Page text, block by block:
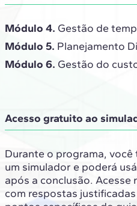
Módulo 4. Gestão de
Módulo 5. Planejamento
Módulo 6. Gestão do
Acesso gratuito ao
Durante o programa,
um simulador e poderá
após a conclusão.
com respostas